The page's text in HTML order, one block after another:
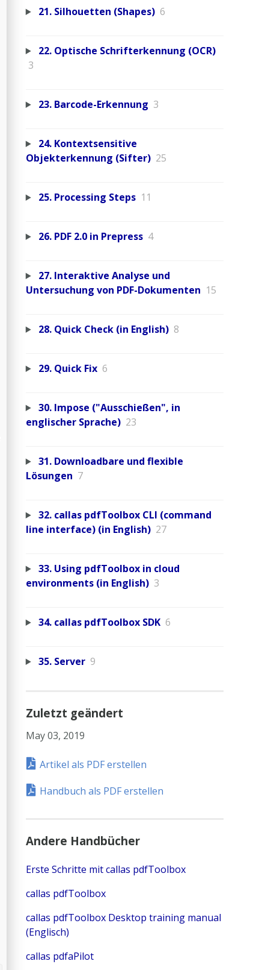
21. Silhouetten (Shapes) 6
22. Optische Schrifterkennung (OCR)
3
23. Barcode-Erkennung 3
24. Kontextsensitive
Objekterkennung (Sifter) 25
25. Processing Steps 11
26. PDF 2.0 in Prepress 4
27. Interaktive Analyse und
Untersuchung von PDF-Dokumenten 15
28. Quick Check (in English) 8
29. Quick Fix 6
30. Impose ("Ausschießen", in
englischer Sprache) 23
31. Downloadbare und flexible
Lösungen 7
32. callas pdfToolbox CLI (command
line interface) (in English) 27
33. Using pdfToolbox in cloud
environments (in English) 3
34. callas pdfToolbox SDK 6
35. Server 9
Zuletzt geändert
May 03, 2019
Artikel als PDF erstellen
Handbuch als PDF erstellen
Andere Handbücher
Erste Schritte mit callas pdfToolbox
callas pdfToolbox
callas pdfToolbox Desktop training manual
(Englisch)
callas pdfaPilot